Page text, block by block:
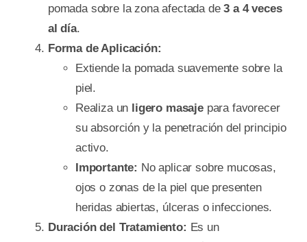
pomada sobre la zona afectada de3 a 4 veces
al día.
Forma de Aplicación:
Extiende la pomada suavemente sobre la
piel.
Realiza un ligero masajepara favorecer
su absorción y la penetración del principio
activo.
Importante: No aplicar sobre mucosas,
ojos o zonas de la piel que presenten
heridas abiertas, úlceras o infecciones.
Duración del Tratamiento: Es un